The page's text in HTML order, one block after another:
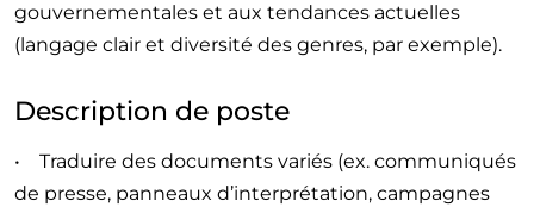
gouvernementales et aux tendances actuelles
(langage clair et diversité des genres, par exemple).
Description de poste
• Traduire des documents variés (ex. communiqués
de presse, panneaux d’interprétation, campagnes